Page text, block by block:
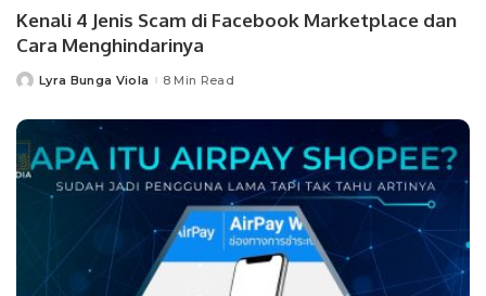
Kenali 4 Jenis Scam di Facebook Marketplace dan
Cara Menghindarinya
PostedLyra Bunga Viola 8 Min Read